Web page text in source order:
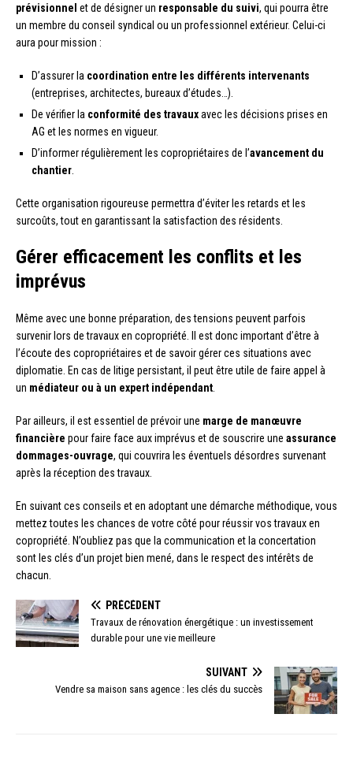
prévisionnel et de désigner un responsable du suivi, qui pourra être
un membre du conseil syndical ou un professionnel extérieur. Celui-ci
aura pour mission :
D’assurer la coordination entre les différents intervenants
(entreprises, architectes, bureaux d’études…).
De vérifier la conformité des travauxavec les décisions prises en
AG et les normes en vigueur.
D’informer régulièrement les copropriétaires de l’avancement du
chantier
Cette organisation rigoureuse permettra d’éviter les retards et les
surcoûts, tout en garantissant la satisfaction des résidents.
Gérer efficacement les conflits et les
imprévus
Même avec une bonne préparation, des tensions peuvent parfois
survenir lors de travaux en copropriété. Il est donc important d’être à
l’écoute des copropriétaires et de savoir gérer ces situations avec
diplomatie. En cas de litige persistant, il peut être utile de faire appel à
un médiateur ou à un expert indépendant
Par ailleurs, il est essentiel de prévoir une marge de manœuvre
financière pour faire face aux imprévus et de souscrire une assurance
dommages-ouvrage, qui couvrira les éventuels désordres survenant
après la réception des travaux.
En suivant ces conseils et en adoptant une démarche méthodique, vous
mettez toutes les chances de votre côté pour réussir vos travaux en
copropriété. N’oubliez pas que la communication et la concertation
sont les clés d’un projet bien mené, dans le respect des intérêts de
chacun.
PRÉCÉDENT
Travaux de rénovation énergétique : un investissement
durable pour une vie meilleure
SUIVANT
Vendre sa maison sans agence : les clés du succès